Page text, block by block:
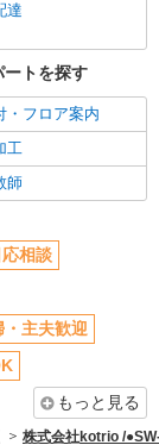
）活躍中
あり
績あり
役職・インセン
り
達
ートを探す
・フロア案内
工
師
応相談
・主夫歓迎
もっと見る
株式会社kotrio /